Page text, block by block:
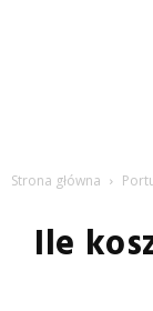
Strona główna
Ile